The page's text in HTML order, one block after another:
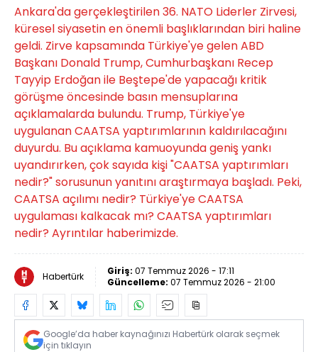
Ankara'da gerçekleştirilen 36. NATO Liderler Zirvesi,
küresel siyasetin en önemli başlıklarından biri haline
geldi. Zirve kapsamında Türkiye'ye gelen ABD
Başkanı Donald Trump, Cumhurbaşkanı Recep
Tayyip Erdoğan ile Beştepe'de yapacağı kritik
görüşme öncesinde basın mensuplarına
açıklamalarda bulundu. Trump, Türkiye'ye
uygulanan CAATSA yaptırımlarının kaldırılacağını
duyurdu. Bu açıklama kamuoyunda geniş yankı
uyandırırken, çok sayıda kişi "CAATSA yaptırımları
nedir?" sorusunun yanıtını araştırmaya başladı. Peki,
CAATSA açılımı nedir? Türkiye'ye CAATSA
uygulaması kalkacak mı? CAATSA yaptırımları
nedir? Ayrıntılar haberimizde.
Habertürk Giriş: 07 Temmuz 2026 - 17:11
Güncelleme: 07 Temmuz 2026 - 21:00
Google’da haber kaynağınızı Habertürk olarak seçmek
için tıklayın